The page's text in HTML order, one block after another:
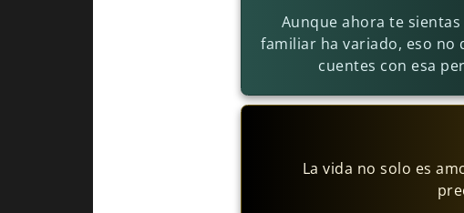
Aunque ahora te
familiar ha variado, eso no
cuentes con esa
La vida no solo es